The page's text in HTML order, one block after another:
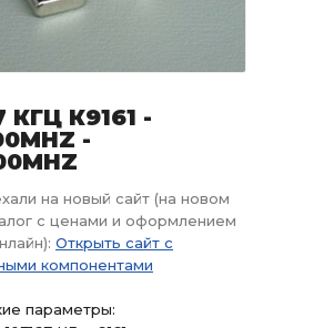
КГЦ К9161 -
-
на новый сайт (на новом
с ценами и оформлением
Открыть сайт с
компонентами
параметры: